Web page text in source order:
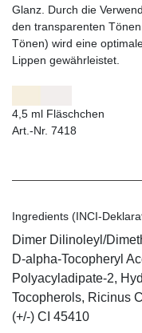
Glanz. Durch die
den transparenten
Tönen) wird eine
Lippen gewährleistet.
4,5 ml Fläschchen
Art.-Nr. 7418
Ingredients (INCI-
Dimer Dilinoleyl/
D-alpha-Tocopheryl
Polyacyladipate-2,
Tocopherols, Ricinus
(+/-) CI 45410